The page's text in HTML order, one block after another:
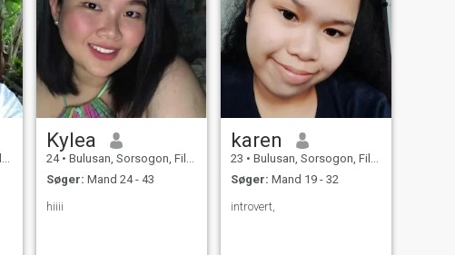
Kylea
24 • Bulusan, Sorsogon, Filippinerne
Søger: Mand 24 - 43
hiiii
karen
23 • Bulusan, Sorsogon, Filippinerne
Søger: Mand 19 - 32
introvert,